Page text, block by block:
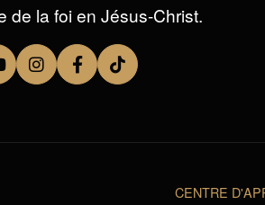
de la foi en Jésus-Christ.
CENTRE